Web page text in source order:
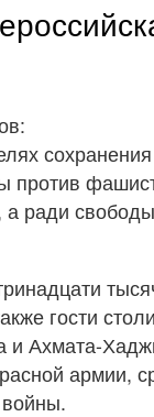
против
ради
гости
и Ахмата-
армии,